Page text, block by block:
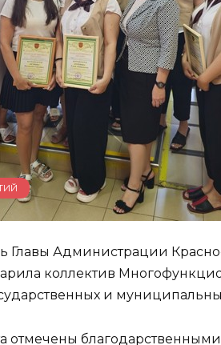
Главы Администрации
коллектив
и
отмечены